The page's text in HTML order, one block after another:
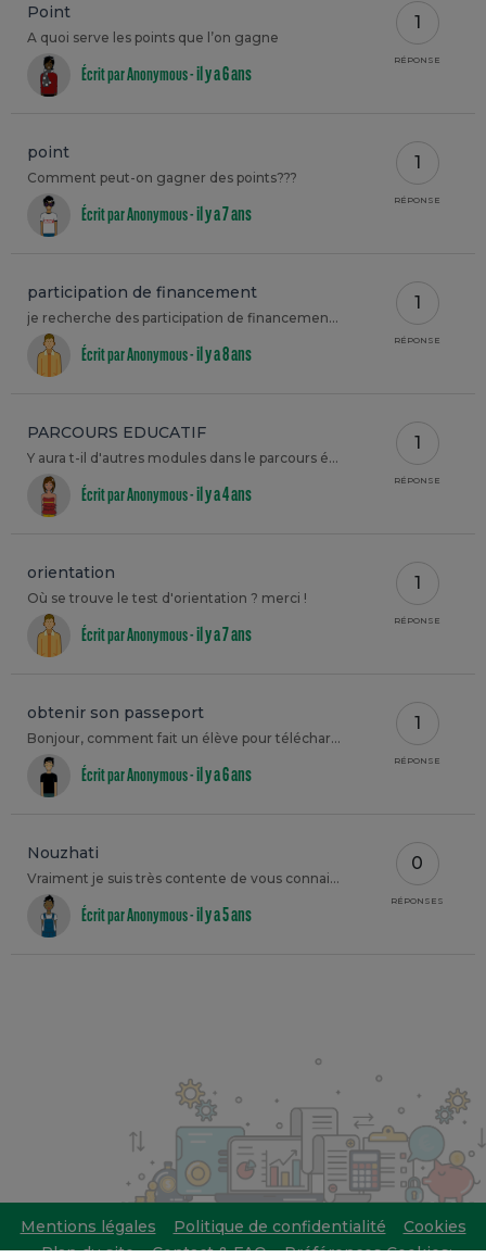
Point
A quoi serve les points que l’on gagne
Écrit par Anonymous -il y a 6 ans
1
RÉPONSE
point
Comment peut-on gagner des points???
Écrit par Anonymous -il y a 7 ans
1
RÉPONSE
participation de financement
je recherche des participation de financement pour faire les beaux arts comment faire?
Écrit par Anonymous -il y a 8 ans
1
RÉPONSE
PARCOURS EDUCATIF
Y aura t-il d'autres modules dans le parcours éducatif ?
Écrit par Anonymous -il y a 4 ans
1
RÉPONSE
orientation
Où se trouve le test d'orientation ? merci !
Écrit par Anonymous -il y a 7 ans
1
RÉPONSE
obtenir son passeport
Bonjour, comment fait un élève pour télécharger son passeport après s'être déconnecté? merci
Écrit par Anonymous -il y a 6 ans
1
RÉPONSE
Nouzhati
Vraiment je suis très contente de vous connais cette site j'ai bien gérer mon budget
Écrit par Anonymous -il y a 5 ans
0
RÉPONSES
Mentions légales Politique de confidentialité
Cookies
Plan du site
Contact & FAQ Préférences Cookies: